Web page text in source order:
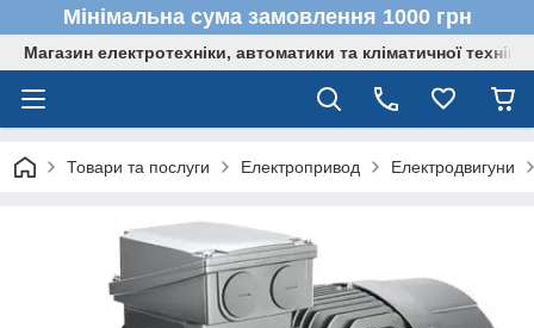
Мінімальна сума замовлення 1000 грн
Магазин електротехніки, автоматики та кліматичної техніки
Товари та послуги Електропривод Електродвигуни